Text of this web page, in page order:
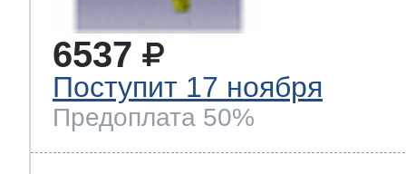
6537
Поступит 17 ноября
Предоплата 50%